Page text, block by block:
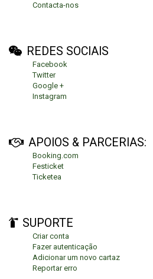
Contacta-nos
REDES SOCIAIS
Facebook
Twitter
Google +
Instagram
APOIOS & PARCERIAS:
Booking.com
Festicket
Ticketea
SUPORTE
Criar conta
Fazer autenticação
Adicionar um novo cartaz
Reportar erro